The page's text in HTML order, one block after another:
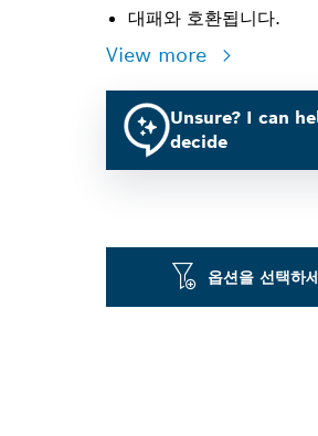
대패와 호환됩니다.
View more
Unsure? I can
decide
옵션을 선택하